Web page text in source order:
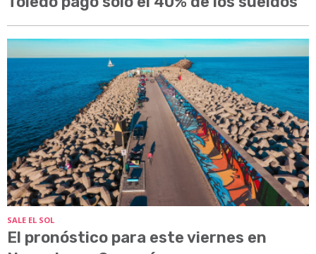
SALE EL SOL
El pronóstico para este viernes en